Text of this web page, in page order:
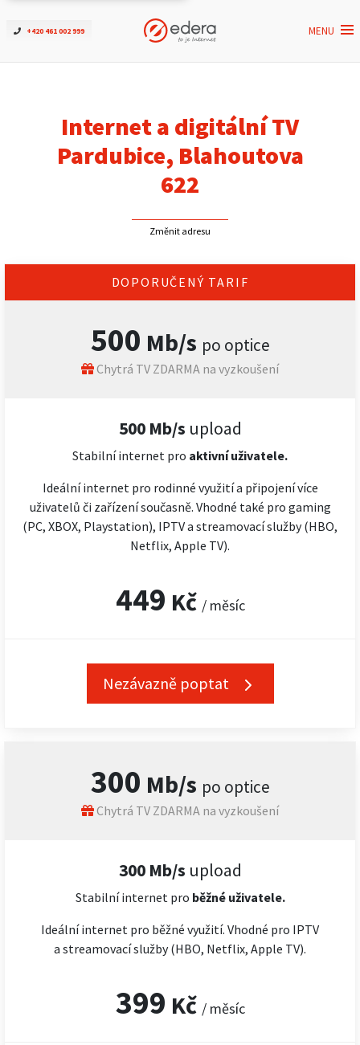
+420 461 002 999 MENU
Ověřit dostupnost
ČEZNET TV
Kontakt
Internet a digitální TV
Pardubice, Blahoutova
622
Změnit adresu
300 Mb/s po optice
Chytrá TV ZDARMA na vyzkoušení
300 Mb/s upload
Stabilní internet pro běžné uživatele.
Ideální internet pro běžné využití. Vhodné pro IPTV
a streamovací služby (HBO, Netflix, Apple TV).
399 Kč / měsíc
DOPORUČENÝ TARIF
500 Mb/s po optice
Chytrá TV ZDARMA na vyzkoušení
500 Mb/s upload
Stabilní internet pro aktivní uživatele.
Ideální internet pro rodinné využití a připojení více
uživatelů či zařízení současně. Vhodné také pro gaming
(PC, XBOX, Playstation), IPTV a streamovací služby (HBO,
Netflix, Apple TV).
449 Kč / měsíc
Nezávazně poptat